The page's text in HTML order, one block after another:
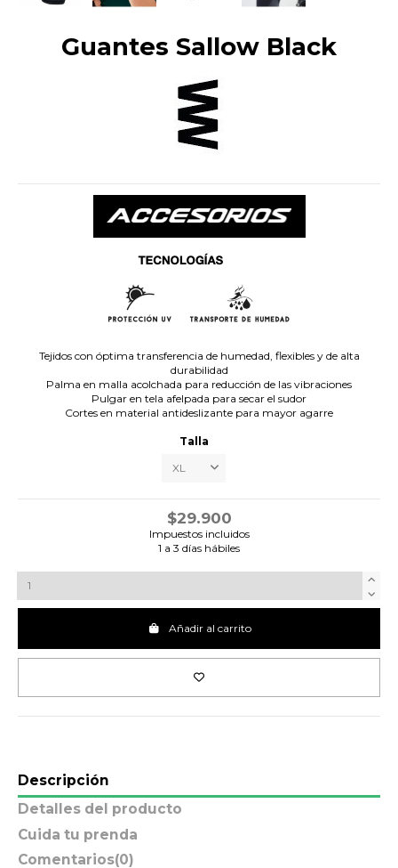
Guantes Sallow Black
Tejidos con óptima transferencia de humedad, flexibles y de alta
durabilidad
Palma en malla acolchada para reducción de las vibraciones
Pulgar en tela afelpada para secar el sudor
Cortes en material antideslizante para mayor agarre
Talla
$29.900
Impuestos incluidos
1 a 3 días hábiles
Añadir al carrito
Descripción
Detalles del producto
Cuida tu prenda
Comentarios(0)